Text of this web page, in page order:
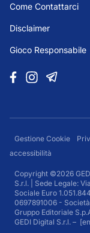
Come Contattarci
Disclaimer
Gioco Responsabile
Gestione Cookie
accessibilità
Copyright ©2026
S.r.l. | Sede Legale:
Sociale Euro
0697891006 -
Gruppo Editoriale
GEDI Digital S.r.l. –